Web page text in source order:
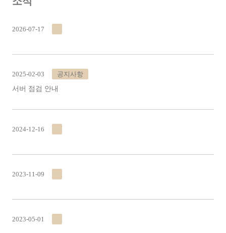
2026-07-17
2025-02-03
공지사항
서버 점검 안내
2024-12-16
2023-11-09
2023-05-01